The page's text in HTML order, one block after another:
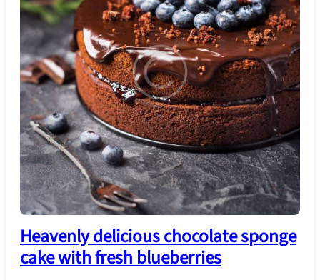
Heavenly delicious chocolate sponge
cake with fresh blueberries